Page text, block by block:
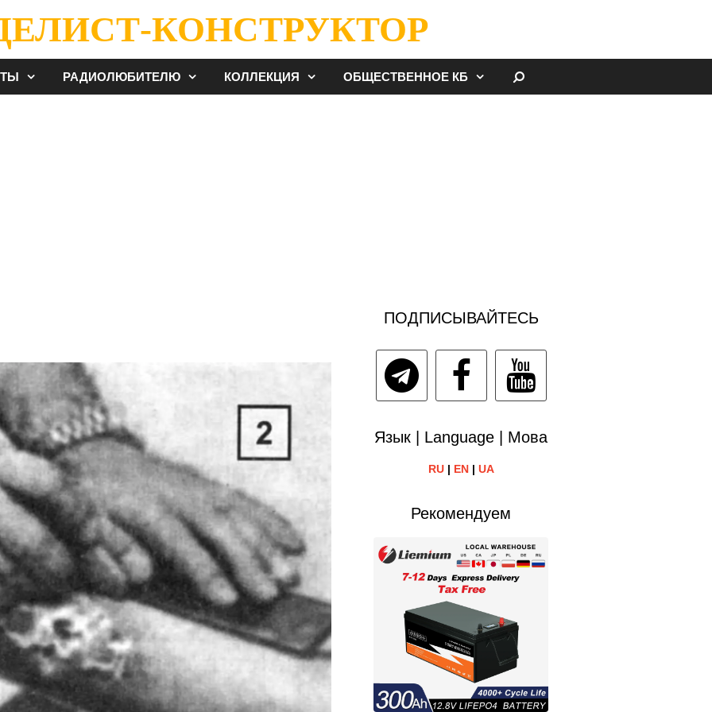
КОНСТРУКТОР
РАДИОЛЮБИТЕЛЮ КОЛЛЕКЦИЯ ОБЩЕСТВЕННОЕ КБ
ПОДПИСЫВАЙТЕСЬ
Язык | Language | Мова
RU| EN| UA
Рекомендуем